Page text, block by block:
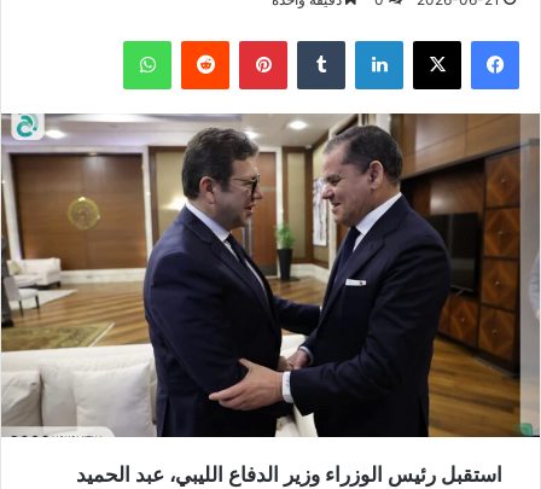
فيسبوك X لينكدإن بينتيريست واتساب
استقبل رئيس الوزراء وزير الدفاع الليبي، عبد الحميد